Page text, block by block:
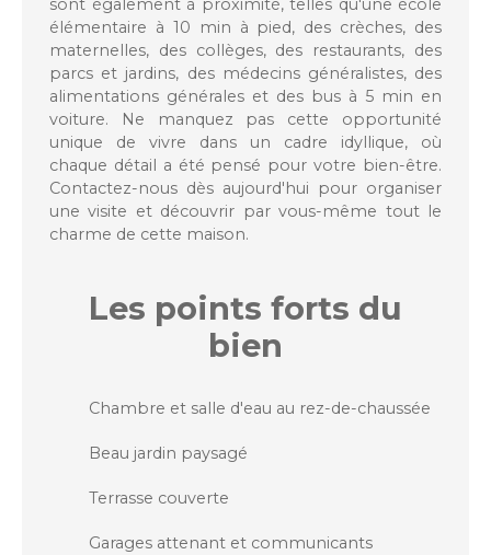
sont également à proximité, telles qu'une école
élémentaire à 10 min à pied, des crèches, des
maternelles, des collèges, des restaurants, des
parcs et jardins, des médecins généralistes, des
alimentations générales et des bus à 5 min en
voiture. Ne manquez pas cette opportunité
unique de vivre dans un cadre idyllique, où
chaque détail a été pensé pour votre bien-être.
Contactez-nous dès aujourd'hui pour organiser
une visite et découvrir par vous-même tout le
charme de cette maison.
Les points forts du
bien
Chambre et salle d'eau au rez-de-chaussée
Beau jardin paysagé
Terrasse couverte
Garages attenant et communicants